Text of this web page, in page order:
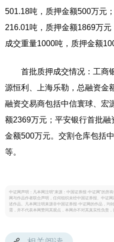
501.18吨，质押金额500万元
216.01吨，质押金额1869万元
成交重量1000吨，质押金额
首批质押成交情况：工商
源恒利、上海乐勒，总融资金
融资交易商包括中信寰球、宏
额2369万元；平安银行首批
金额500万元。交割仓库包括
等。
中证网声明：凡本网注明“来源：中国证券报·中证网”的所
网与作品作者联合声明，任何组织未经中国证券报、中证
述作品。凡本网注明来源非中国证券报·中证网的作品，均
需，并不代表本网赞同其观点，本网亦不对其真实性负责，